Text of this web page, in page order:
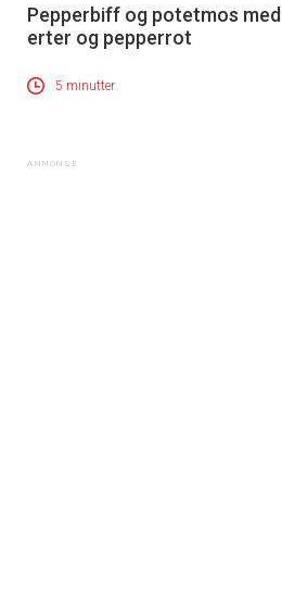
Pepperbiff og potetmos med
erter og pepperrot
5 minutter